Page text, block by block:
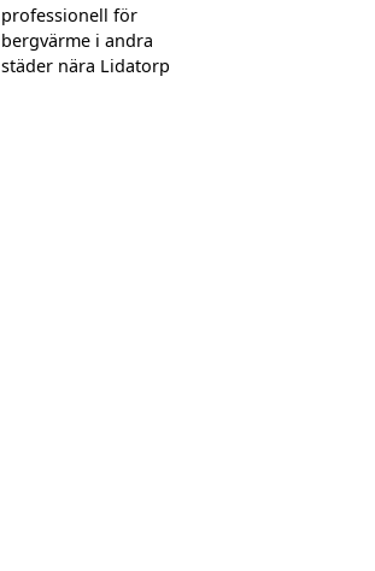
professionell för
bergvärme i andra
städer nära Lidatorp